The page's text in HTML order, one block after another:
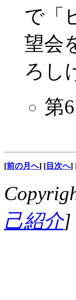
で「
望会
ろし
第
[前の月へ] [ 目次へ]
己紹介]